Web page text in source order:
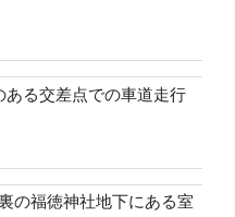
ある交差点での車道走行
の福徳神社地下にある室